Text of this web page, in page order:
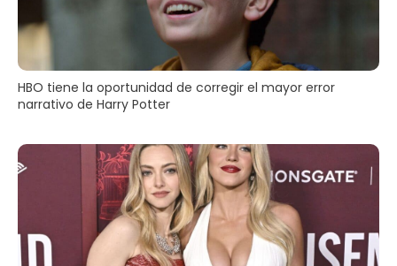
HBO tiene la oportunidad de corregir el mayor error
narrativo de Harry Potter